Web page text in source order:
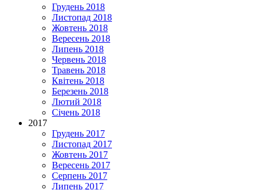
Грудень 2018
Листопад 2018
Жовтень 2018
Вересень 2018
Липень 2018
Червень 2018
Травень 2018
Квітень 2018
Березень 2018
Лютий 2018
Січень 2018
2017
Грудень 2017
Листопад 2017
Жовтень 2017
Вересень 2017
Серпень 2017
Липень 2017